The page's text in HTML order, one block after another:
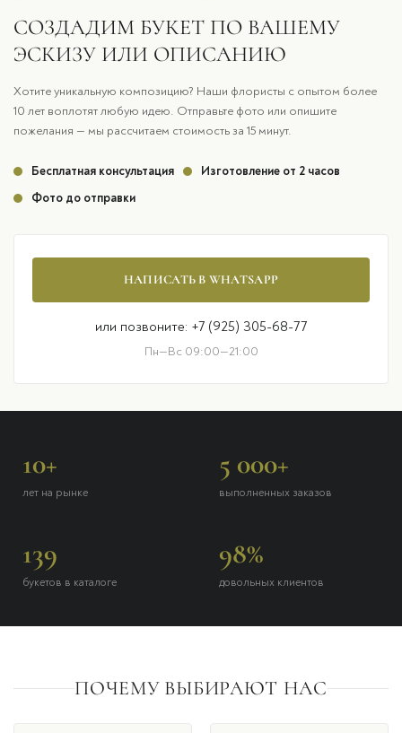
СОЗДАДИМ БУКЕТ ПО ВАШЕМУ
ЭСКИЗУ ИЛИ ОПИСАНИЮ
Хотите уникальную композицию? Наши флористы с опытом более
10 лет воплотят любую идею. Отправьте фото или опишите
пожелания — мы рассчитаем стоимость за 15 минут.
Бесплатная консультация
Изготовление от 2 часов
Фото до отправки
НАПИСАТЬ В WHATSAPP
или позвоните: +7 (925) 305-68-77
Пн—Вс 09:00—21:00
10+
лет на рынке
5 000+
выполненных заказов
139
букетов в каталоге
98%
довольных клиентов
ПОЧЕМУ ВЫБИРАЮТ НАС